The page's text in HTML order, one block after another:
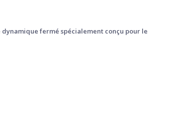
dynamique fermé spécialement conçu pour le